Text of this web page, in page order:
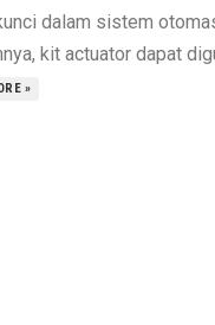
dalam sistem
kit actuator dapat
»